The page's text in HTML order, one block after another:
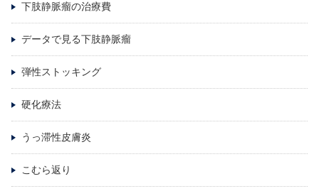
下肢静脈瘤の治療費
データで見る下肢静脈瘤
弾性ストッキング
硬化療法
うっ滞性皮膚炎
こむら返り